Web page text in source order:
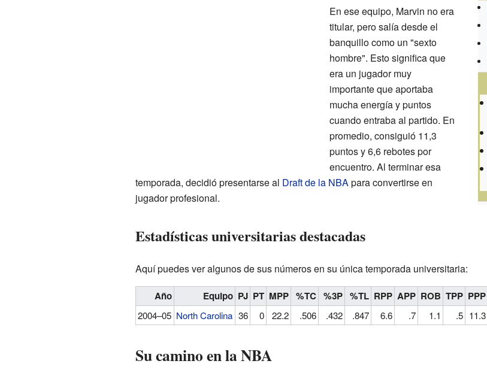
En ese equipo, Marvin no era
titular, pero salía desde el
banquillo como un "sexto
hombre". Esto significa que
era un jugador muy
importante que aportaba
mucha energía y puntos
cuando entraba al partido. En
promedio, consiguió 11,3
puntos y 6,6 rebotes por
encuentro. Al terminar esa
temporada, decidió presentarse al Draft de la NBApara convertirse en
jugador profesional.
Estadísticas universitarias destacadas
Aquí puedes ver algunos de sus números en su única temporada universitaria:
Año Equipo PJ PT MPP %TC %3P %TL RPP APP ROB TPP PPP
2004–05 North Carolina 36 0 22.2 .506 .432 .847 6.6 .7 1.1 .5 11.3
Su camino en la NBA